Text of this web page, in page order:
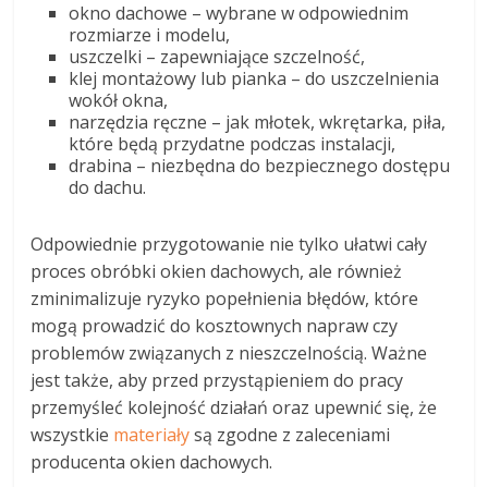
okno dachowe – wybrane w odpowiednim
rozmiarze i modelu,
uszczelki – zapewniające szczelność,
klej montażowy lub pianka – do uszczelnienia
wokół okna,
narzędzia ręczne – jak młotek, wkrętarka, piła,
które będą przydatne podczas instalacji,
drabina – niezbędna do bezpiecznego dostępu
do dachu.
Odpowiednie przygotowanie nie tylko ułatwi cały
proces obróbki okien dachowych, ale również
zminimalizuje ryzyko popełnienia błędów, które
mogą prowadzić do kosztownych napraw czy
problemów związanych z nieszczelnością. Ważne
jest także, aby przed przystąpieniem do pracy
przemyśleć kolejność działań oraz upewnić się, że
wszystkie materiałysą zgodne z zaleceniami
producenta okien dachowych.